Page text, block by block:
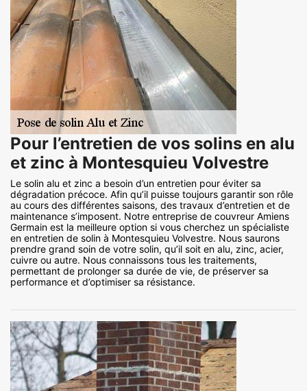
Pour l’entretien de vos solins en alu
et zinc à Montesquieu Volvestre
Le solin alu et zinc a besoin d’un entretien pour éviter sa
dégradation précoce. Afin qu’il puisse toujours garantir son rôle
au cours des différentes saisons, des travaux d’entretien et de
maintenance s’imposent. Notre entreprise de couvreur Amiens
Germain est la meilleure option si vous cherchez un spécialiste
en entretien de solin à Montesquieu Volvestre. Nous saurons
prendre grand soin de votre solin, qu’il soit en alu, zinc, acier,
cuivre ou autre. Nous connaissons tous les traitements,
permettant de prolonger sa durée de vie, de préserver sa
performance et d’optimiser sa résistance.